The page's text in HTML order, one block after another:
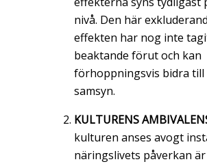
nivå. Den här
effekten har nog inte
beaktande förut och kan
förhoppningsvis bidra till
samsyn.
KULTURENS
kulturen anses avogt
näringslivets påverkan